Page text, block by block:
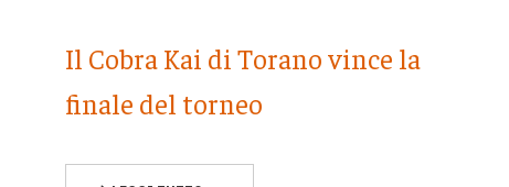
Il Cobra Kai di Torano vince la
finale del torneo